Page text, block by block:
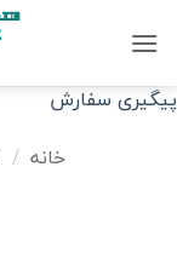
پیگیری سفارش
خانه /